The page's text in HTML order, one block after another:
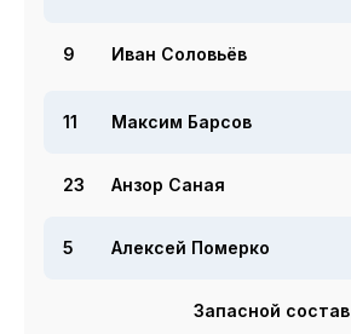
9 Иван Соловьёв
11 Максим Барсов
23 Анзор Саная
5 Алексей Померко
Запасной состав